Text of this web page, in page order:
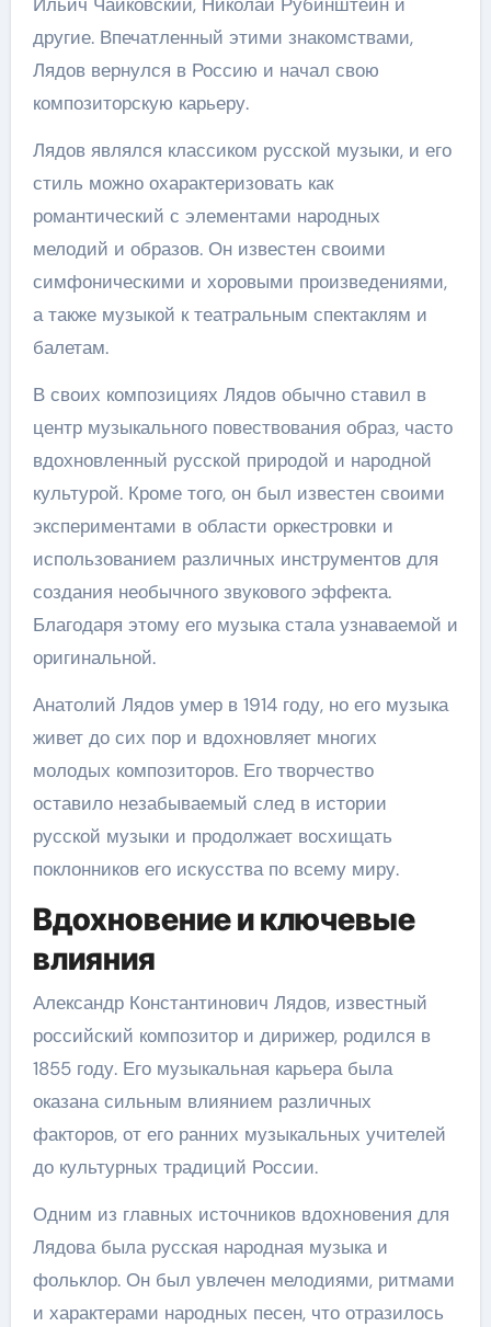
другие. Впечатленный этими знакомствами,
Лядов вернулся в Россию и начал свою
композиторскую карьеру.
Лядов являлся классиком русской музыки, и его
стиль можно охарактеризовать как
романтический с элементами народных
мелодий и образов. Он известен своими
симфоническими и хоровыми произведениями,
а также музыкой к театральным спектаклям и
балетам.
В своих композициях Лядов обычно ставил в
центр музыкального повествования образ, часто
вдохновленный русской природой и народной
культурой. Кроме того, он был известен своими
экспериментами в области оркестровки и
использованием различных инструментов для
создания необычного звукового эффекта.
Благодаря этому его музыка стала узнаваемой и
оригинальной.
Анатолий Лядов умер в 1914 году, но его музыка
живет до сих пор и вдохновляет многих
молодых композиторов. Его творчество
оставило незабываемый след в истории
русской музыки и продолжает восхищать
поклонников его искусства по всему миру.
Вдохновение и ключевые
влияния
Александр Константинович Лядов, известный
российский композитор и дирижер, родился в
1855 году. Его музыкальная карьера была
оказана сильным влиянием различных
факторов, от его ранних музыкальных учителей
до культурных традиций России.
Одним из главных источников вдохновения для
Лядова была русская народная музыка и
фольклор. Он был увлечен мелодиями, ритмами
и характерами народных песен, что отразилось